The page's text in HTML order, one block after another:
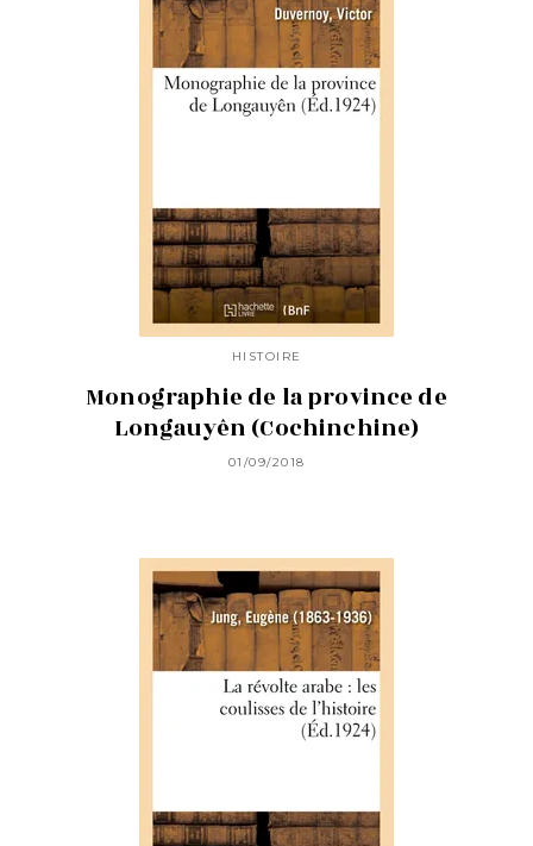
HISTOIRE
Monographie de la province de
Longauyên (Cochinchine)
01/09/2018